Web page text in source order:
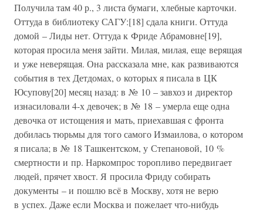
Получила там 40 р., 3 листа бумаги, хлебные карточки.
Оттуда в библиотеку САГУ:[18] сдала книги. Оттуда
домой – Лиды нет. Оттуда к Фриде Абрамовне[19],
которая просила меня зайти. Милая, милая, еще верящая
и уже неверящая. Она рассказала мне, как развиваются
события в тех Детдомах, о которых я писала в ЦК
Юсупову[20] месяц назад: в № 10 – завхоз и директор
изнасиловали 4-х девочек; в № 18 – умерла еще одна
девочка от истощения и мать, приехавшая с фронта
добилась тюрьмы для того самого Измаилова, о котором
я писала; в № 18 Ташкентском, у Степановой, 10 %
смертности и пр. Наркомпрос торопливо передвигает
людей, прячет хвост. Я просила Фриду собирать
документы – и пошлю всё в Москву, хотя не верю
в успех. Даже если Москва и пожелает что-нибудь